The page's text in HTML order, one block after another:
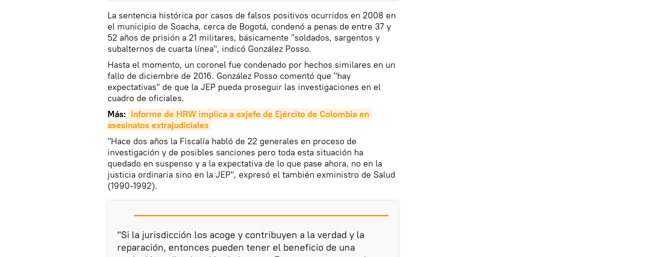
La sentencia histórica por casos de falsos positivos ocurridos en 2008 en
el municipio de Soacha, cerca de Bogotá, condenó a penas de entre 37 y
52 años de prisión a 21 militares, básicamente "soldados, sargentos y
subalternos de cuarta línea", indicó González Posso.
Hasta el momento, un coronel fue condenado por hechos similares en un
fallo de diciembre de 2016. González Posso comentó que "hay
expectativas" de que la JEP pueda proseguir las investigaciones en el
cuadro de oficiales.
Más: Informe de HRW implica a exjefe de Ejército de Colombia en
asesinatos extrajudiciales
"Hace dos años la Fiscalía habló de 22 generales en proceso de
investigación y de posibles sanciones pero toda esta situación ha
quedado en suspenso y a la expectativa de lo que pase ahora, no en la
justicia ordinaria sino en la JEP", expresó el también exministro de Salud
(1990-1992).
"Si la jurisdicción los acoge y contribuyen a la verdad y la
reparación, entonces pueden tener el beneficio de una